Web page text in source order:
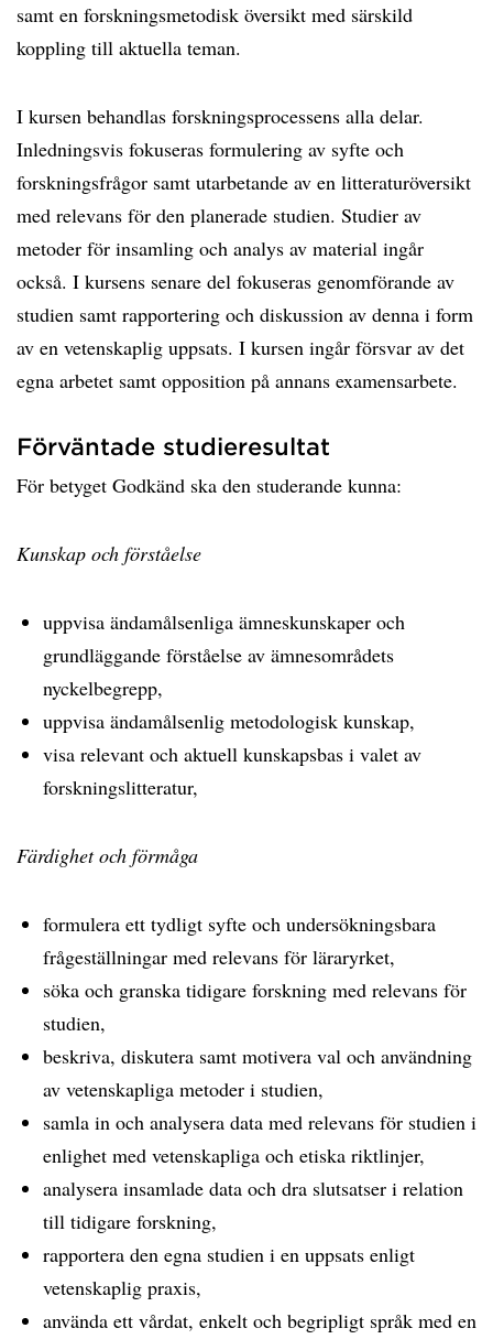
samt en forskningsmetodisk översikt med särskild
koppling till aktuella teman.
I kursen behandlas forskningsprocessens alla delar.
Inledningsvis fokuseras formulering av syfte och
forskningsfrågor samt utarbetande av en litteraturöversikt
med relevans för den planerade studien. Studier av
metoder för insamling och analys av material ingår
också. I kursens senare del fokuseras genomförande av
studien samt rapportering och diskussion av denna i form
av en vetenskaplig uppsats. I kursen ingår försvar av det
egna arbetet samt opposition på annans examensarbete.
Förväntade studieresultat
För betyget Godkänd ska den studerande kunna:
Kunskap och förståelse
uppvisa ändamålsenliga ämneskunskaper och
grundläggande förståelse av ämnesområdets
nyckelbegrepp,
uppvisa ändamålsenlig metodologisk kunskap,
visa relevant och aktuell kunskapsbas i valet av
forskningslitteratur,
Färdighet och förmåga
formulera ett tydligt syfte och undersökningsbara
frågeställningar med relevans för läraryrket,
söka och granska tidigare forskning med relevans för
studien,
beskriva, diskutera samt motivera val och användning
av vetenskapliga metoder i studien,
samla in och analysera data med relevans för studien i
enlighet med vetenskapliga och etiska riktlinjer,
analysera insamlade data och dra slutsatser i relation
till tidigare forskning,
rapportera den egna studien i en uppsats enligt
vetenskaplig praxis,
använda ett vårdat, enkelt och begripligt språk med en